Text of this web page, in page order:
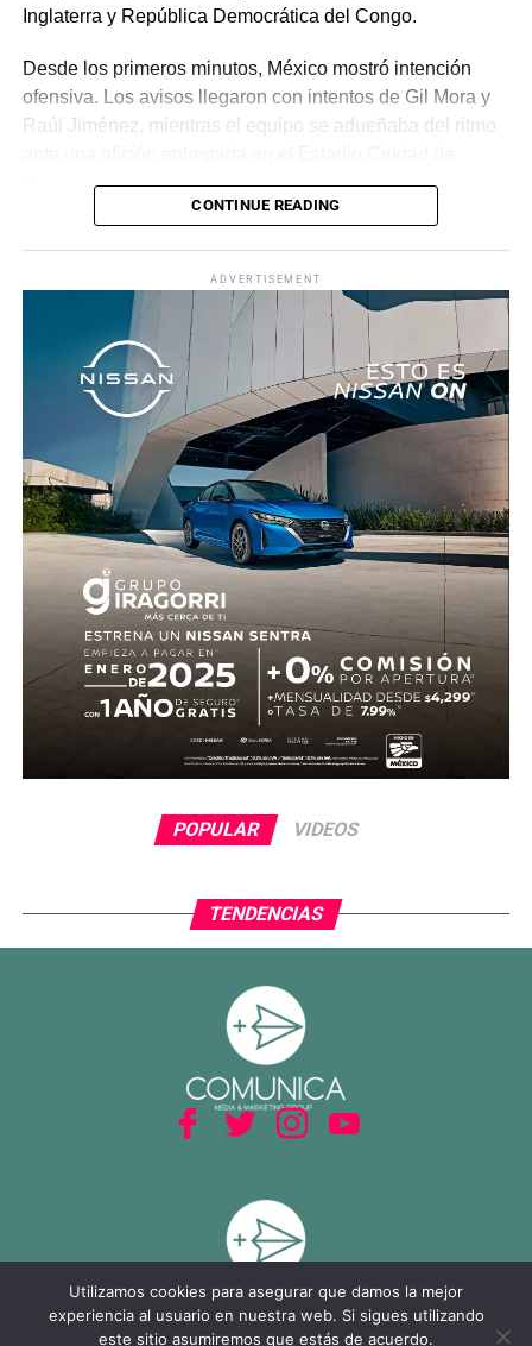
Inglaterra y República Democrática del Congo.
Desde los primeros minutos, México mostró intención
ofensiva. Los avisos llegaron con intentos de Gil Mora y
Raúl Jiménez, mientras el equipo se adueñaba del ritmo
Roberto “Piojo” Alvarado asistió a Julián Quiñones, quien
definió con categoría dentro del área para abrir el
marcador.
El dominio mexicano se mantuvo y no tardó en reflejarse
nuevamente. Al 31’, una recuperación en zona alta
permitió a Quiñones devolverle el balón a Raúl Jiménez,
quien sacó un potente disparo al ángulo para firmar el 2-
0.
Antes del descanso, el arquero Luis Ángel “Tala” Rangel
evitó el descuento con una gran atajada, manteniendo la
ventaja para el conjunto tricolor.
En la segunda mitad, Ecuador adelantó líneas y buscó
reaccionar con cambios ofensivos, pero careció de
claridad frente al arco. México, por su parte, optó por
administrar la ventaja y buscar espacios al contragolpe.
El cierre del partido incluyó la expulsión de Piero
Hincapié en tiempo agregado, tras una revisión del VAR,
Con este resultado, México no solo avanza de ronda, sino
que también deja atrás una larga racha negativa en
partidos decisivos, ilusionando a su afición con un equipo
que combina orden, intensidad y contundencia.
CONTINUE READING
ADVERTISEMENT
POPULAR VIDEOS
TENDENCIAS
Utilizamos cookies para asegurar que damos la mejor
experiencia al usuario en nuestra web. Si sigues utilizando
este sitio asumiremos que estás de acuerdo.